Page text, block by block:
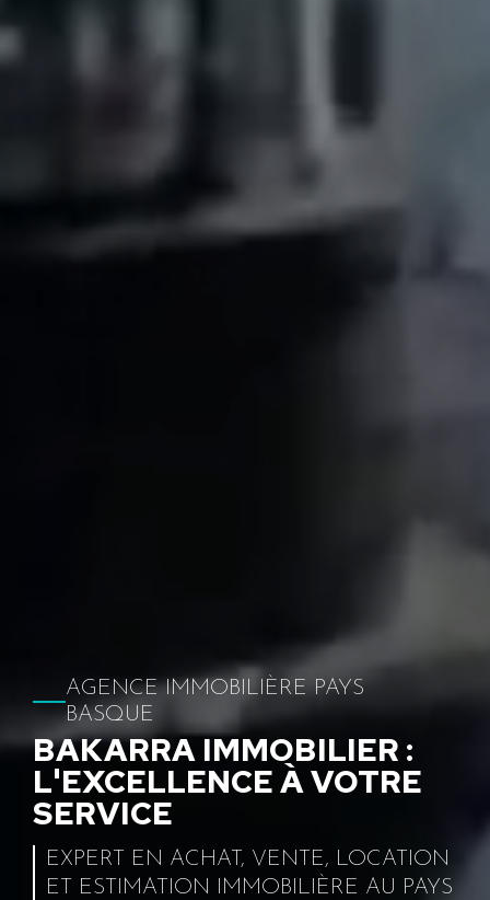
AGENCE IMMOBILIÈRE PAYS
BASQUE
BAKARRA IMMOBILIER :
L'EXCELLENCE À VOTRE
SERVICE
EXPERT EN ACHAT, VENTE, LOCATION
ET ESTIMATION IMMOBILIÈRE AU PAYS